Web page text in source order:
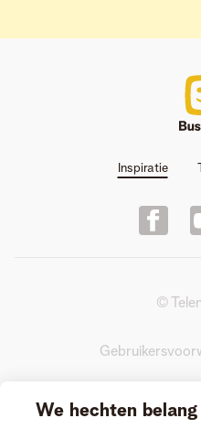
Inspiratie
©
We hechten